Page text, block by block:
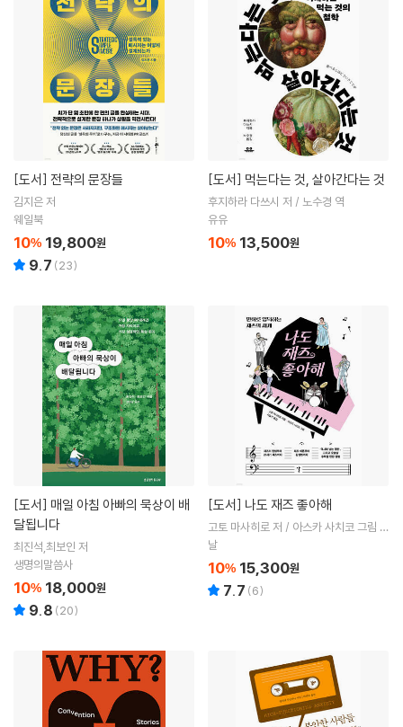
[도서] 전략의 문장들
김지은 저
웨일북
10% 19,800원
9.7 (23)
[도서] 먹는다는 것, 살아간다는 것
후지하라 다쓰시 저 / 노수경 역
유유
10% 13,500원
[도서]
달됩니다
최진석,최보인 저
생명의말씀사
10% 18,000원
9.8 (20)
[도서] 나도 재즈 좋아해
고토 마사히로 저 / 아스카 사치코 그림 /
서슬기 역
날
10% 15,300원
7.7 (6)